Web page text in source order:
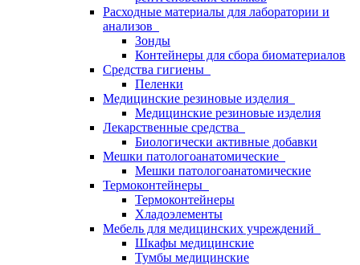
Расходные материалы для лаборатории и
анализов
Зонды
Контейнеры для сбора биоматериалов
Средства гигиены
Пеленки
Медицинские резиновые изделия
Медицинские резиновые изделия
Лекарственные средства
Биологически активные добавки
Мешки патологоанатомические
Мешки патологоанатомические
Термоконтейнеры
Термоконтейнеры
Хладоэлементы
Мебель для медицинских учреждений
Шкафы медицинские
Тумбы медицинские